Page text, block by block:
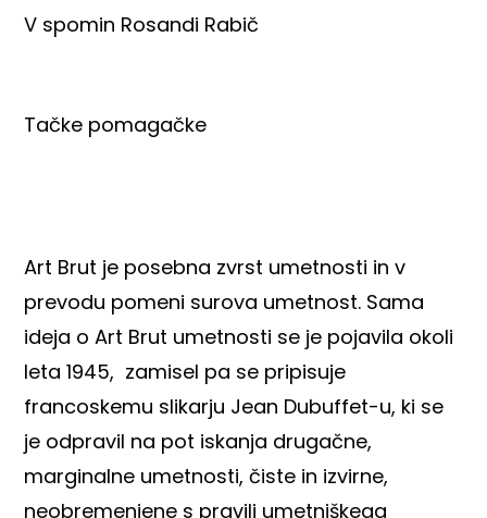
V spomin Rosandi Rabič
Tačke pomagačke
Art Brut je posebna zvrst umetnosti in v
prevodu pomeni surova umetnost. Sama
ideja o Art Brut umetnosti se je pojavila okoli
leta 1945, zamisel pa se pripisuje
francoskemu slikarju Jean Dubuffet-u, ki se
je odpravil na pot iskanja drugačne,
marginalne umetnosti, čiste in izvirne,
neobremenjene s pravili umetniškega